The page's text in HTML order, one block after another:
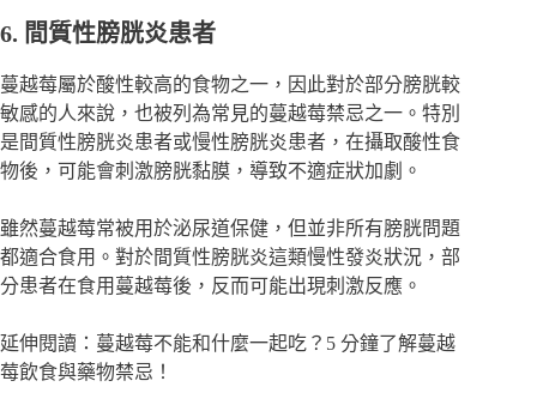
6. 間質性膀胱炎患者
蔓越莓屬於酸性較高的食物之一，因此對於部分膀胱較
敏感的人來說，也被列為常見的蔓越莓禁忌之一。特別
是間質性膀胱炎患者或慢性膀胱炎患者，在攝取酸性食
物後，可能會刺激膀胱黏膜，導致不適症狀加劇。
雖然蔓越莓常被用於泌尿道保健，但並非所有膀胱問題
都適合食用。對於間質性膀胱炎這類慢性發炎狀況，部
分患者在食用蔓越莓後，反而可能出現刺激反應。
延伸閱讀： 蔓越莓不能和什麼一起吃？5 分鐘了解蔓越
莓飲食與藥物禁忌！